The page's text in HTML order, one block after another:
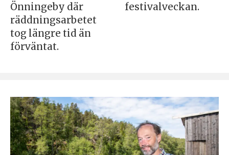
Önningeby där
räddningsarbetet
tog längre tid än
förväntat.
festivalveckan.